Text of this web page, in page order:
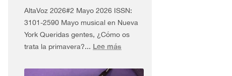
AltaVoz 2026#2 Mayo 2026 ISSN:
3101-2590 Mayo musical en Nueva
York Queridas gentes, ¿Cómo os
trata la primavera?... Lee más
2026#2